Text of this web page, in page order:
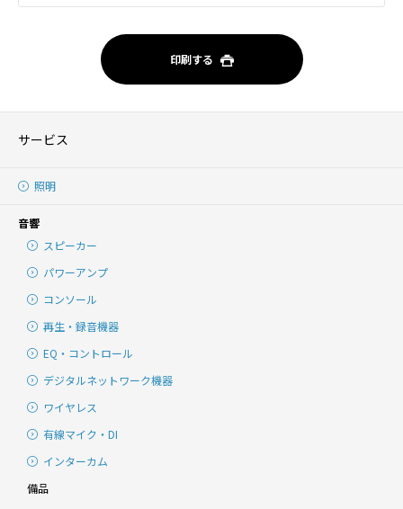
印刷する
サービス
照明
音響
スピーカー
パワーアンプ
コンソール
再生・録音機器
EQ・コントロール
デジタルネットワーク機器
ワイヤレス
有線マイク・DI
インターカム
備品